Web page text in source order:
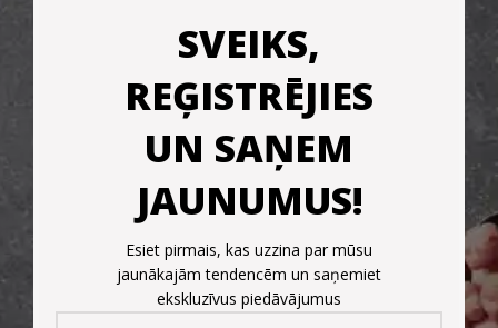
SVEIKS,
REĢISTRĒJIES
UN SAŅEM
JAUNUMUS!
Esiet pirmais, kas uzzina par mūsu
jaunākajām tendencēm un saņemiet
ekskluzīvus piedāvājumus